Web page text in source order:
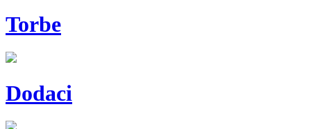
Torbe
Dodaci